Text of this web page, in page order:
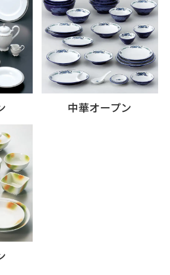
中華オープン